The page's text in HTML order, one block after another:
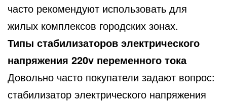
часто рекомендуют использовать для
жилых комплексов городских зонах.
Типы стабилизаторов электрического
напряжения 220v переменного тока
Довольно часто покупатели задают вопрос:
стабилизатор электрического напряжения